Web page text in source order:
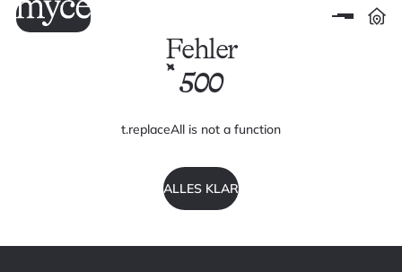
Fehler
500
t.replaceAll is not a function
ALLES KLAR